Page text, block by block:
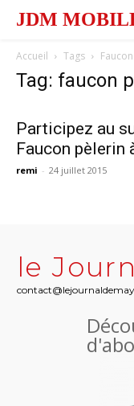
JDM
Accueil Tags
Tag: faucon
Participez au
Faucon pèlerin
remi - 24 juillet 2015
le